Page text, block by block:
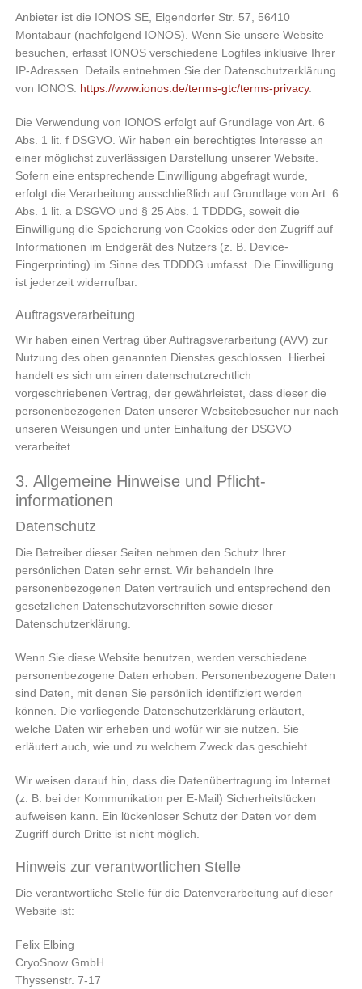
Anbieter ist die IONOS SE, Elgendorfer Str. 57, 56410
Montabaur (nachfolgend IONOS). Wenn Sie unsere Website
besuchen, erfasst IONOS verschiedene Logfiles inklusive Ihrer
IP-Adressen. Details entnehmen Sie der Datenschutzerklärung
von IONOS: https://www.ionos.de/terms-gtc/terms-privacy.
Die Verwendung von IONOS erfolgt auf Grundlage von Art. 6
Abs. 1 lit. f DSGVO. Wir haben ein berechtigtes Interesse an
einer möglichst zuverlässigen Darstellung unserer Website.
Sofern eine entsprechende Einwilligung abgefragt wurde,
erfolgt die Verarbeitung ausschließlich auf Grundlage von Art. 6
Abs. 1 lit. a DSGVO und § 25 Abs. 1 TDDDG, soweit die
Einwilligung die Speicherung von Cookies oder den Zugriff auf
Informationen im Endgerät des Nutzers (z. B. Device-
Fingerprinting) im Sinne des TDDDG umfasst. Die Einwilligung
ist jederzeit widerrufbar.
Auftragsverarbeitung
Wir haben einen Vertrag über Auftragsverarbeitung (AVV) zur
Nutzung des oben genannten Dienstes geschlossen. Hierbei
handelt es sich um einen datenschutzrechtlich
vorgeschriebenen Vertrag, der gewährleistet, dass dieser die
personenbezogenen Daten unserer Websitebesucher nur nach
unseren Weisungen und unter Einhaltung der DSGVO
verarbeitet.
3. Allgemeine Hinweise und Pflicht­
informationen
Datenschutz
Die Betreiber dieser Seiten nehmen den Schutz Ihrer
persönlichen Daten sehr ernst. Wir behandeln Ihre
personenbezogenen Daten vertraulich und entsprechend den
gesetzlichen Datenschutzvorschriften sowie dieser
Datenschutzerklärung.
Wenn Sie diese Website benutzen, werden verschiedene
personenbezogene Daten erhoben. Personenbezogene Daten
sind Daten, mit denen Sie persönlich identifiziert werden
können. Die vorliegende Datenschutzerklärung erläutert,
welche Daten wir erheben und wofür wir sie nutzen. Sie
erläutert auch, wie und zu welchem Zweck das geschieht.
Wir weisen darauf hin, dass die Datenübertragung im Internet
(z. B. bei der Kommunikation per E-Mail) Sicherheitslücken
aufweisen kann. Ein lückenloser Schutz der Daten vor dem
Zugriff durch Dritte ist nicht möglich.
Hinweis zur verantwortlichen Stelle
Die verantwortliche Stelle für die Datenverarbeitung auf dieser
Website ist:
Felix Elbing
CryoSnow GmbH
Thyssenstr. 7-17